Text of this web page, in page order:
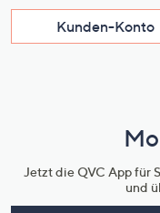
Kunden-Konto
Jetzt die QVC App für
und